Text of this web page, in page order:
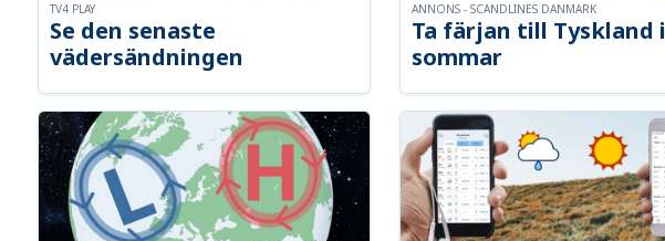
Se den senaste
vädersändningen
TV4 PLAY
Ta färjan till Tyskland i
sommar
ANNONS - SCANDLINES DANMARK